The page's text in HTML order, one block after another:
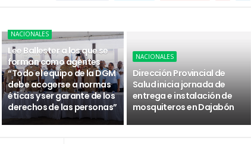
NACIONALES
Lee Ballester a los que se
forman como agentes
“Todo el equipo de la DGM
debe acogerse a normas
éticas y ser garante de los
derechos de las personas”
NACIONALES
Dirección Provincial de
Salud inicia jornada de
entrega e instalación de
mosquiteros en Dajabón